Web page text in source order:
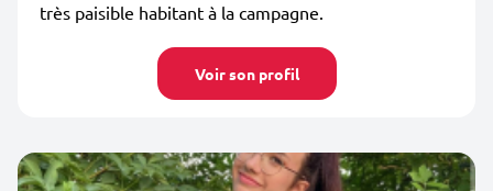
très paisible habitant à la campagne.
Voir son profil